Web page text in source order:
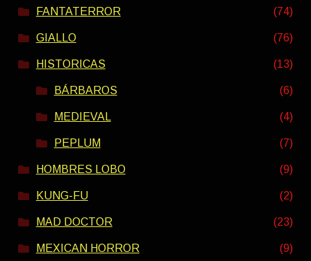
FANTATERROR (74)
GIALLO (76)
HISTORICAS (13)
BÁRBAROS (6)
MEDIEVAL (4)
PEPLUM (7)
HOMBRES LOBO (9)
KUNG-FU (2)
MAD DOCTOR (23)
MEXICAN HORROR (9)